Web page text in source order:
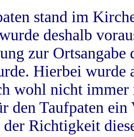
stand im
deshalb
zur
Hierbei wurde
wohl nicht
den Taufpaten
Richtigkeit